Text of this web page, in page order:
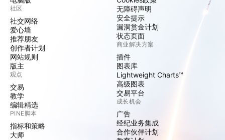
社区
社交网络
爱心墙
推荐朋友
创作者计划
网站规则
版主
观点
交易
教学
编辑精选
PINE脚本
指标和策略
大师
无障碍声明
安全提示
漏洞赏金计划
状态页面
商业解决方案
插件
图表库
Lightweight Charts™
高级图表
交易平台
成长机会
广告
经纪业务集成
合作伙伴计划